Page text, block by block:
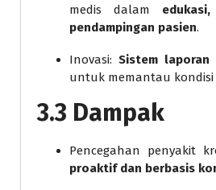
medis dalam
pendampingan pasien.
Inovasi: Sistem laporan
untuk memantau kondisi
3.3 Dampak
Pencegahan penyakit
proaktif dan berbasis